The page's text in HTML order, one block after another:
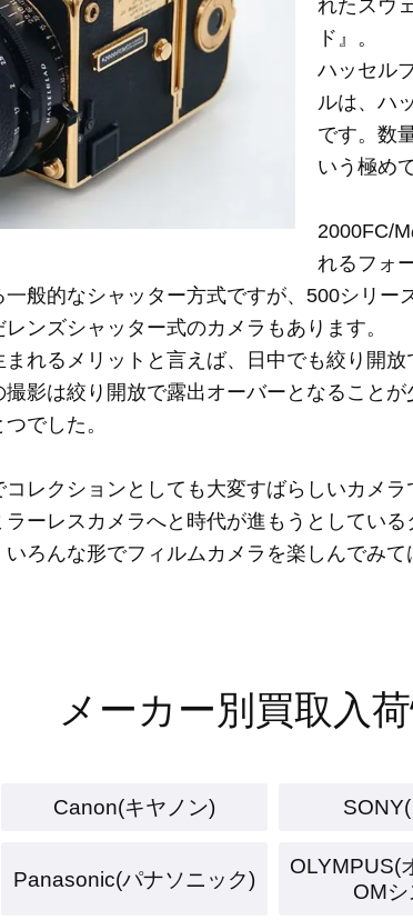
れたスウ
ド』。
ハッセル
ルは、ハ
です。数
いう極め
2000FC/
れるフォ
般的なシャッター方式ですが、500シリ
ンズシャッター式のカメラもあります。
れるメリットと言えば、日中でも絞り開
影は絞り開放で露出オーバーとなること
でした。
レクションとしても大変すばらしいカメ
ーレスカメラへと時代が進もうとしてい
ろんな形でフィルムカメラを楽しんでみて
メーカー別買取入
Canon(キヤノン)
Panasonic(パナソニック)
OLYMPUS(
OMシ